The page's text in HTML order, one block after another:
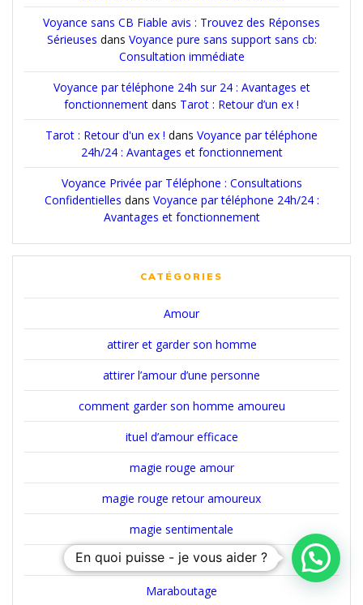
Voyance sans CB Fiable avis : Trouvez des Réponses
Sérieuses dans Voyance pure sans support sans cb:
Consultation immédiate
Voyance par téléphone 24h sur 24 : Avantages et
fonctionnement dans Tarot : Retour d’un ex !
Tarot : Retour d'un ex ! dans Voyance par téléphone
24h/24 : Avantages et fonctionnement
Voyance Privée par Téléphone : Consultations
Confidentielles dans Voyance par téléphone 24h/24 :
Avantages et fonctionnement
CATÉGORIES
Amour
attirer et garder son homme
attirer l’amour d’une personne
comment garder son homme amoureu
ituel d’amour efficace
magie rouge amour
magie rouge retour amoureux
magie sentimentale
marabout retour affectif
Maraboutage
En quoi puisse - je vous aider ?